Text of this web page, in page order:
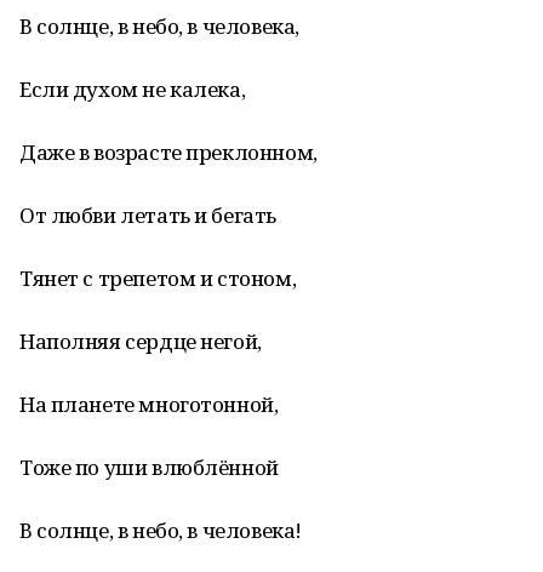
В солнце, в небо, в человека,
Если духом не калека,
Даже в возрасте преклонном,
От любви летать и бегать
Тянет с трепетом и стоном,
Наполняя сердце негой,
На планете многотонной,
Тоже по уши влюблённой
В солнце, в небо, в человека!